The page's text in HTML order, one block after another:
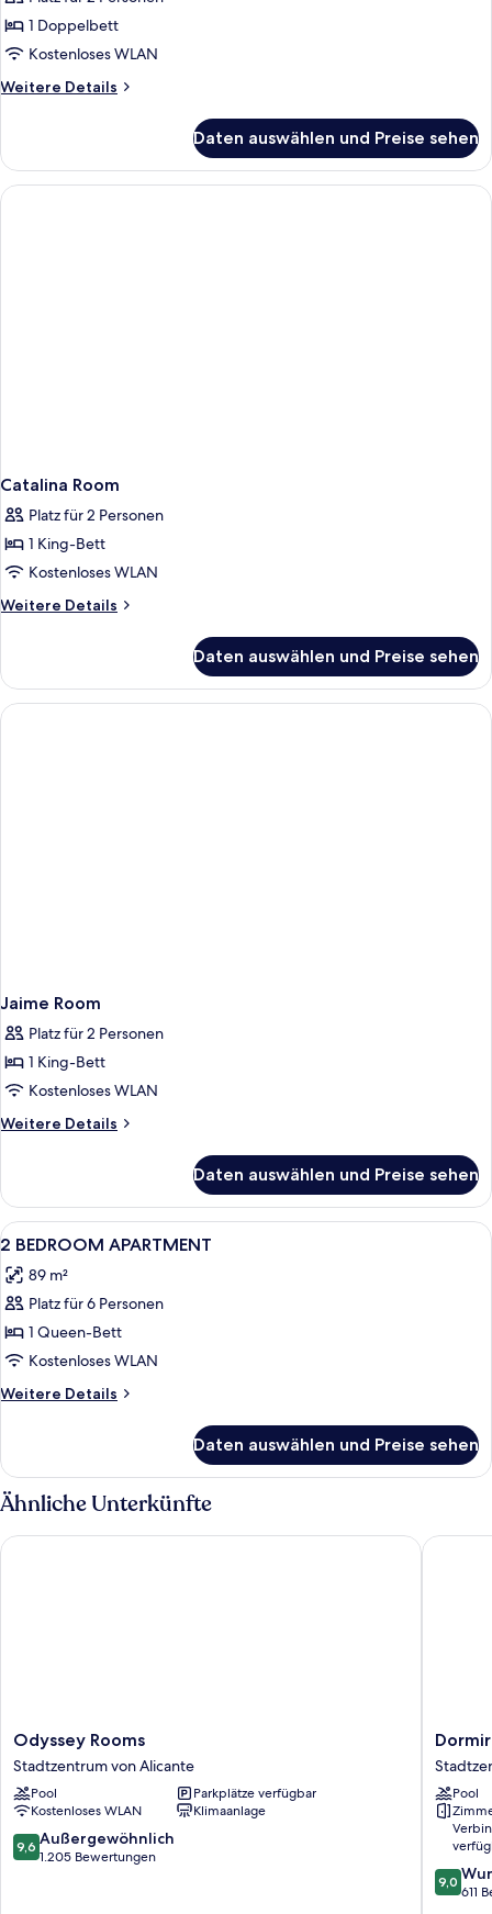
Balkon,
Meerblick
Cupola)
1 Doppelbett
Kostenloses WLAN
Weitere Details
Weitere
1
Doppelbett,
Balkon,
Daten auswählen und Preise sehen
Catalina Room
Platz für 2 Personen
1 King-Bett
Kostenloses WLAN
Weitere Details
Weitere
Room
Daten auswählen und Preise sehen
Jaime Room
Platz für 2 Personen
1 King-Bett
Kostenloses WLAN
Weitere Details
Weitere
Room
Daten auswählen und Preise sehen
Alle
Fotos
für
2
BEDROOM
APARTMENT
anzeigen
Hochwertige Bettwaren, Minibar,
8
2 BEDROOM APARTMENT
89 m²
Platz für 6 Personen
1 Queen-Bett
Kostenloses WLAN
Weitere Details
Weitere
BEDROOM
APARTMENT
Daten auswählen und Preise sehen
Ähnliche Unterkünfte
Odyssey
Rooms
Stadtzentrum
von
Alicante
Odyssey Rooms
Stadtzentrum von Alicante
Pool
Parkplätze verfügbar
Kostenloses WLAN
Klimaanlage
9.6
von
9,6 Außergewöhnlich
1.205 Bewertungen
Odyssey Rooms
Alicante
von
Alicante
Pool
9.0
von
9,0
611